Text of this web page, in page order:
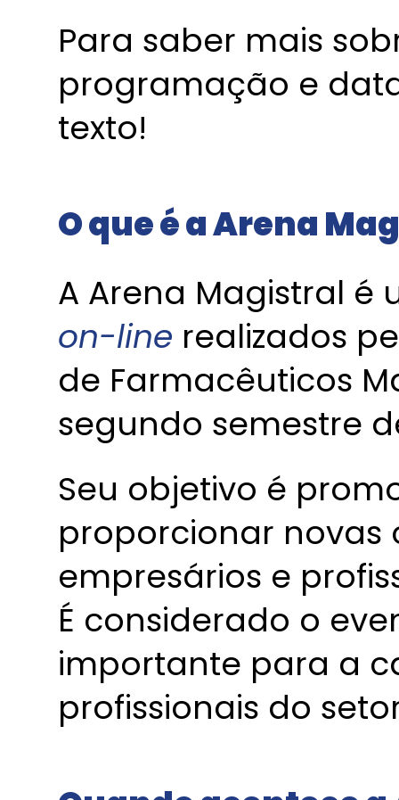
Para saber mais
programação e
texto!
O que é a Arena
A Arena Magistral é
on-line realizados
de Farmacêuticos
segundo semestre
Seu objetivo é
proporcionar
empresários e
É considerado o
importante para a
profissionais do